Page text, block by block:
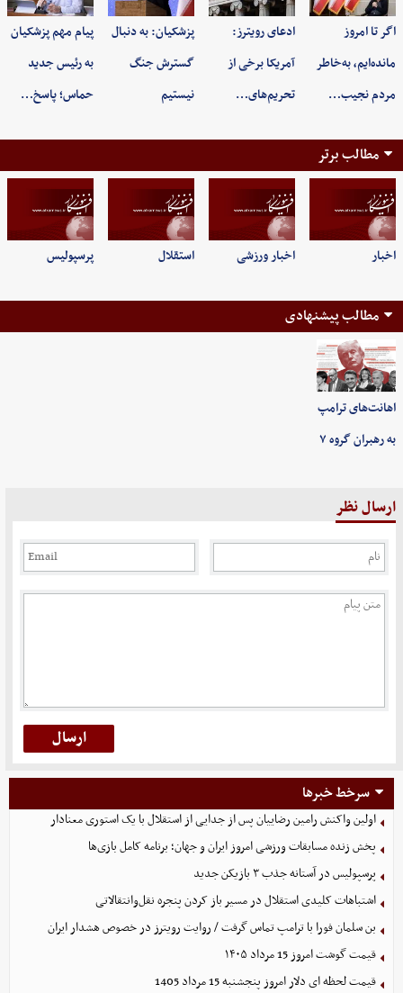
اگر تا امروز
مانده‌ایم، به‌خاطر
مردم نجیب…
ادعای رویترز:
آمریکا برخی از
تحریم‌های…
پزشکیان: به‌ دنبال
گسترش جنگ
نیستیم
پیام مهم پزشکیان
به رئیس جدید
حماس؛ پاسخ…
مطالب برتر
اخبار اخبار ورزشی استقلال پرسپولیس
مطالب پیشنهادی
اهانت‌های ترامپ
به رهبران گروه ۷
ارسال نظر
سرخط خبرها
اولین واکنش رامین رضاییان پس از جدایی از استقلال با یک استوری معنادار
پخش زنده مسابقات ورزشی امروز ایران و جهان؛ برنامه کامل بازی‌ها
پرسپولیس در آستانه جذب ۳ بازیکن جدید
اشتباهات کلیدی استقلال در مسیر باز کردن پنجره نقل‌وانتقالاتی
بن سلمان فورا با ترامپ تماس گرفت / روایت رویترز در خصوص هشدار ایران
قیمت گوشت امروز 15 مرداد ۱۴۰۵
قیمت لحظه ای دلار امروز پنجشنبه 15 مرداد 1405